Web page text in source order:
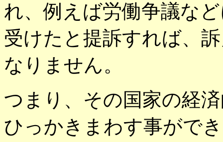
れ、例えば労働争議な
受けたと提訴すれば、
なりません。
つまり、その国家の経
ひっかきまわす事がで